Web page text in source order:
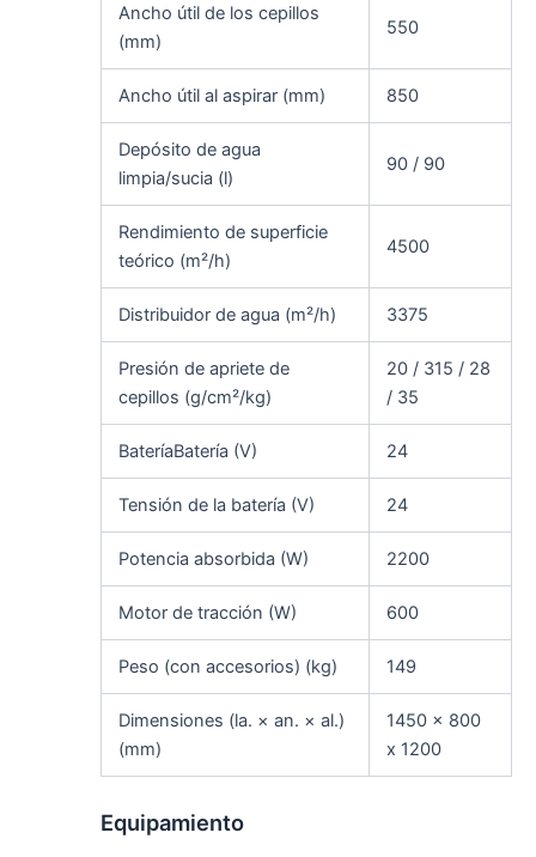
Ancho útil de los cepillos
(mm)
550
Ancho útil al aspirar (mm) 850
Depósito de agua
limpia/sucia (l)
90 / 90
Rendimiento de superficie
teórico (m²/h)
4500
Distribuidor de agua (m²/h) 3375
Presión de apriete de
cepillos (g/cm²/kg)
20 / 315 / 28
/ 35
BateríaBatería (V) 24
Tensión de la batería (V) 24
Potencia absorbida (W) 2200
Motor de tracción (W) 600
Peso (con accesorios) (kg) 149
Dimensiones (la. × an. × al.)
(mm)
1450 x 800
x 1200
Equipamiento